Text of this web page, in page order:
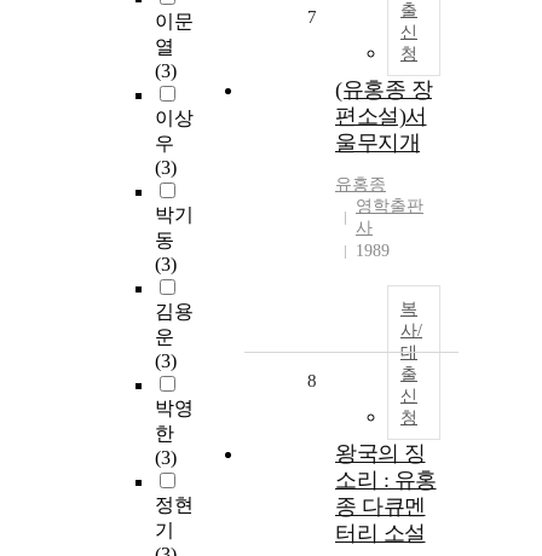
이문
열
(3)
이상
우
(3)
박기
동
(3)
김용
운
(3)
박영
한
(3)
정현
기
출
신
청
7
(유홍종 장
편소설)서
울무지개
유홍종
영학출판
사
1989
복
사/
대
출
신
청
8
왕국의 징
소리 : 유홍
종 다큐멘
터리 소설